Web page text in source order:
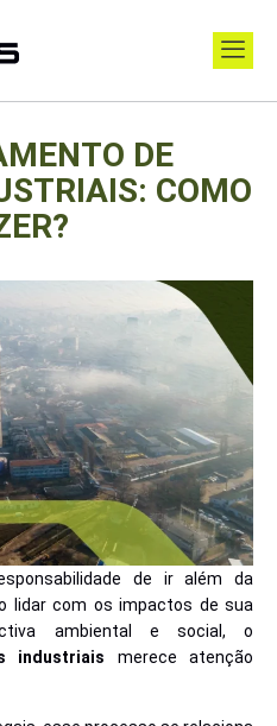
DE
COMO
de ir além da
lidar com os impactos de sua
ambiental e social, o
industriais merece atenção